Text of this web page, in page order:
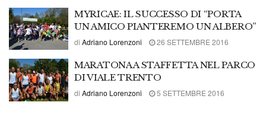
MYRICAE: IL SUCCESSO DI “PORTA
UN AMICO PIANTEREMO UN ALBERO”
di Adriano Lorenzoni 26 SETTEMBRE 2016
MARATONA A STAFFETTA NEL PARCO
DI VIALE TRENTO
di Adriano Lorenzoni 5 SETTEMBRE 2016